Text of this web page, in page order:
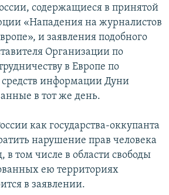
содержащиеся в принятой
«Нападения на журналистов
и заявления подобного
Организации по
в Европе по
средств информации Дуни
в тот же день.
как государства-оккупанта
нарушение прав человека
в том числе в области свободы
ею территориях
в заявлении.